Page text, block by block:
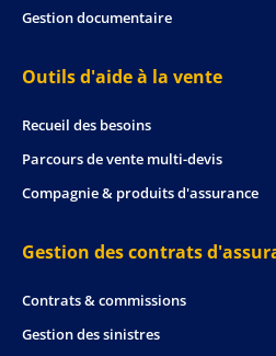
Gestion documentaire
Outils d'aide à la vente
Recueil des besoins
Parcours de vente multi-devis
Compagnie & produits d'assurance
Gestion des contrats
Contrats & commissions
Gestion des sinistres